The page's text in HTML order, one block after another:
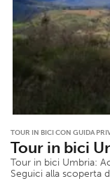
TOUR IN BICI CON GUIDA
Tour in bici
Tour in bici Umbria:
Seguici alla scoperta